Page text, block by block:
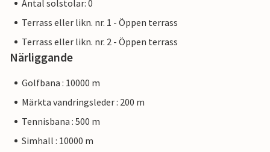
Antal solstolar: 0
Terrass eller likn. nr. 1 - Öppen terrass
Terrass eller likn. nr. 2 - Öppen terrass
Närliggande
Golfbana : 10000 m
Märkta vandringsleder : 200 m
Tennisbana : 500 m
Simhall : 10000 m